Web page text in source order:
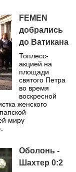
FEMEN
добрались
до Ватикана
Топлесс-
акцией на
площади
святого Петра
во время
воскресной
женского
миру
Оболонь -
Шахтер 0:2